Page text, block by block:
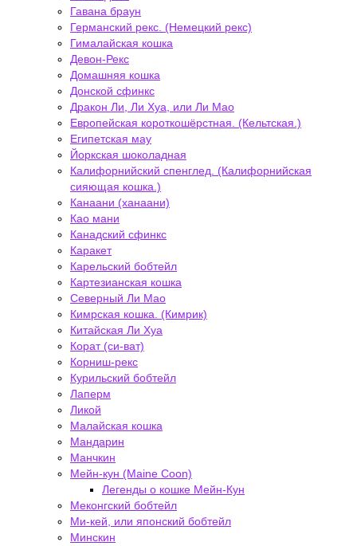
Гавана браун
Германский рекс. (Немецкий рекс)
Гималайская кошка
Девон-Рекс
Домашняя кошка
Донской сфинкс
Дракон Ли, Ли Хуа, или Ли Мао
Европейская короткошёрстная. (Кельтская.)
Египетская мау
Йоркская шоколадная
Калифорнийский спенглед. (Калифорнийская
сияющая кошка.)
Канаани (ханаани)
Као мани
Канадский сфинкс
Каракет
Карельский бобтейл
Картезианская кошка
Северный Ли Мао
Кимрская кошка. (Кимрик)
Китайская Ли Хуа
Корат (си-ват)
Корниш-рекс
Курильский бобтейл
Лаперм
Ликой
Малайская кошка
Мандарин
Манчкин
Мейн-кун (Maine Coon)
Легенды о кошке Мейн-Кун
Меконгский бобтейл
Ми-кей, или японский бобтейл
Минскин